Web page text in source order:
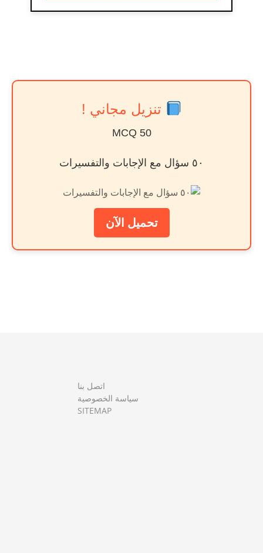
تنزيل مجاني !
50 MCQ
٥٠ سؤال مع الإجابات والتفسيرات
تحميل الآن
اتصل بنا
سياسة الخصوصية
SITEMAP